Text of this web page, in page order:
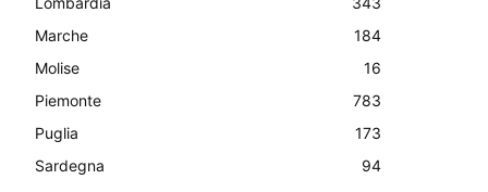
Marche
184
Molise
16
Piemonte
783
Puglia
173
Sardegna
94